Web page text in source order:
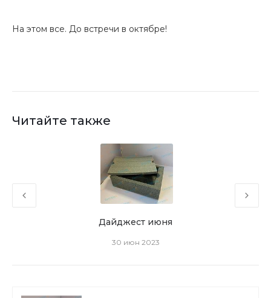
На этом все. До встречи в октябре!
Читайте также
Дайджест июня
30 июн 2023